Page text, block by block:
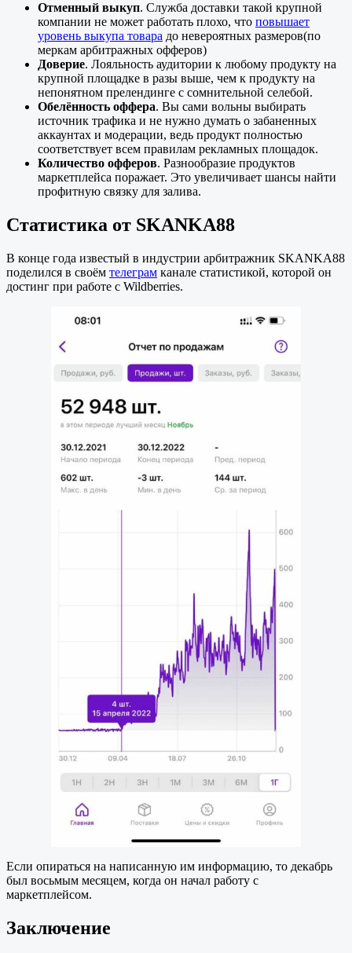
Отменный выкуп. Служба доставки такой крупной
компании не может работать плохо, что повышает
уровень выкупа товара до невероятных размеров(по
меркам арбитражных офферов)
Доверие. Лояльность аудитории к любому продукту на
крупной площадке в разы выше, чем к продукту на
непонятном прелендинге с сомнительной селебой.
Обелённость оффера. Вы сами вольны выбирать
источник трафика и не нужно думать о забаненных
аккаунтах и модерации, ведь продукт полностью
соответствует всем правилам рекламных площадок.
Количество офферов. Разнообразие продуктов
маркетплейса поражает. Это увеличивает шансы найти
профитную связку для залива.
Статистика от SKANKA88
В конце года известый в индустрии арбитражник SKANKA88
поделился в своём телеграм канале статистикой, которой он
достинг при работе с Wildberries.
Если опираться на написанную им информацию, то декабрь
был восьмым месяцем, когда он начал работу с
маркетплейсом.
Заключение